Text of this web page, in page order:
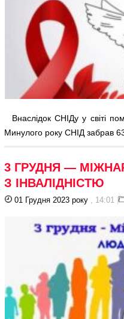
Внаслідок СНІДу у світі
Минулого року СНІД забрав
3 ГРУДНЯ —
З ІНВАЛІДНІСТЮ
01 Грудня 2023 року , 14:01 |